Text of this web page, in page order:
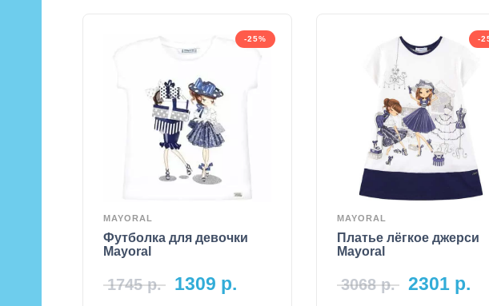
-25%
MAYORAL
Футболка для девочки
Mayoral
1745р. 1309 р.
-
MAYORAL
Платье лёгкое джерси
Mayoral
3068р. 2301 р.